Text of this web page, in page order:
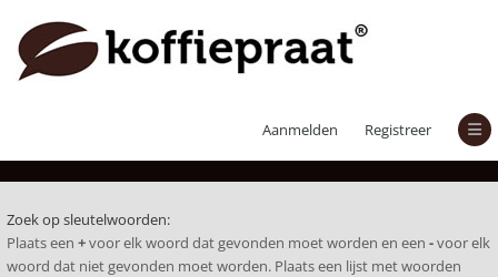
Aanmelden Registreer
Zoek op sleutelwoorden:
Plaats een +voor elk woord dat gevonden moet worden en een -voor elk
woord dat niet gevonden moet worden. Plaats een lijst met woorden